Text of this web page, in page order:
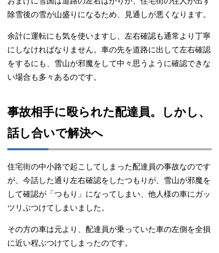
除雪後の雪が山盛りになるため、見通しが悪くなります。
余計に運転にも気を使いますし、左右確認も通常より丁寧
にしなければなりません。車の先を道路に出して左右確認
をするにも、雪山が邪魔をして中々思うように確認できな
い場合も多々あるのです。
事故相手に殴られた配達員。しかし、
話し合いで解決へ
住宅街の中小路で起こしてしまった配達員の事故なのです
が、今話した通り左右確認をしたつもりが、雪山が邪魔を
して確認が「つもり」になってしまい、他人様の車にガッ
ツリぶつけてしまいました。
その方の車は元より、配達員が乗っていた車の左側を全損
に近い程ぶつけてしまったのです。